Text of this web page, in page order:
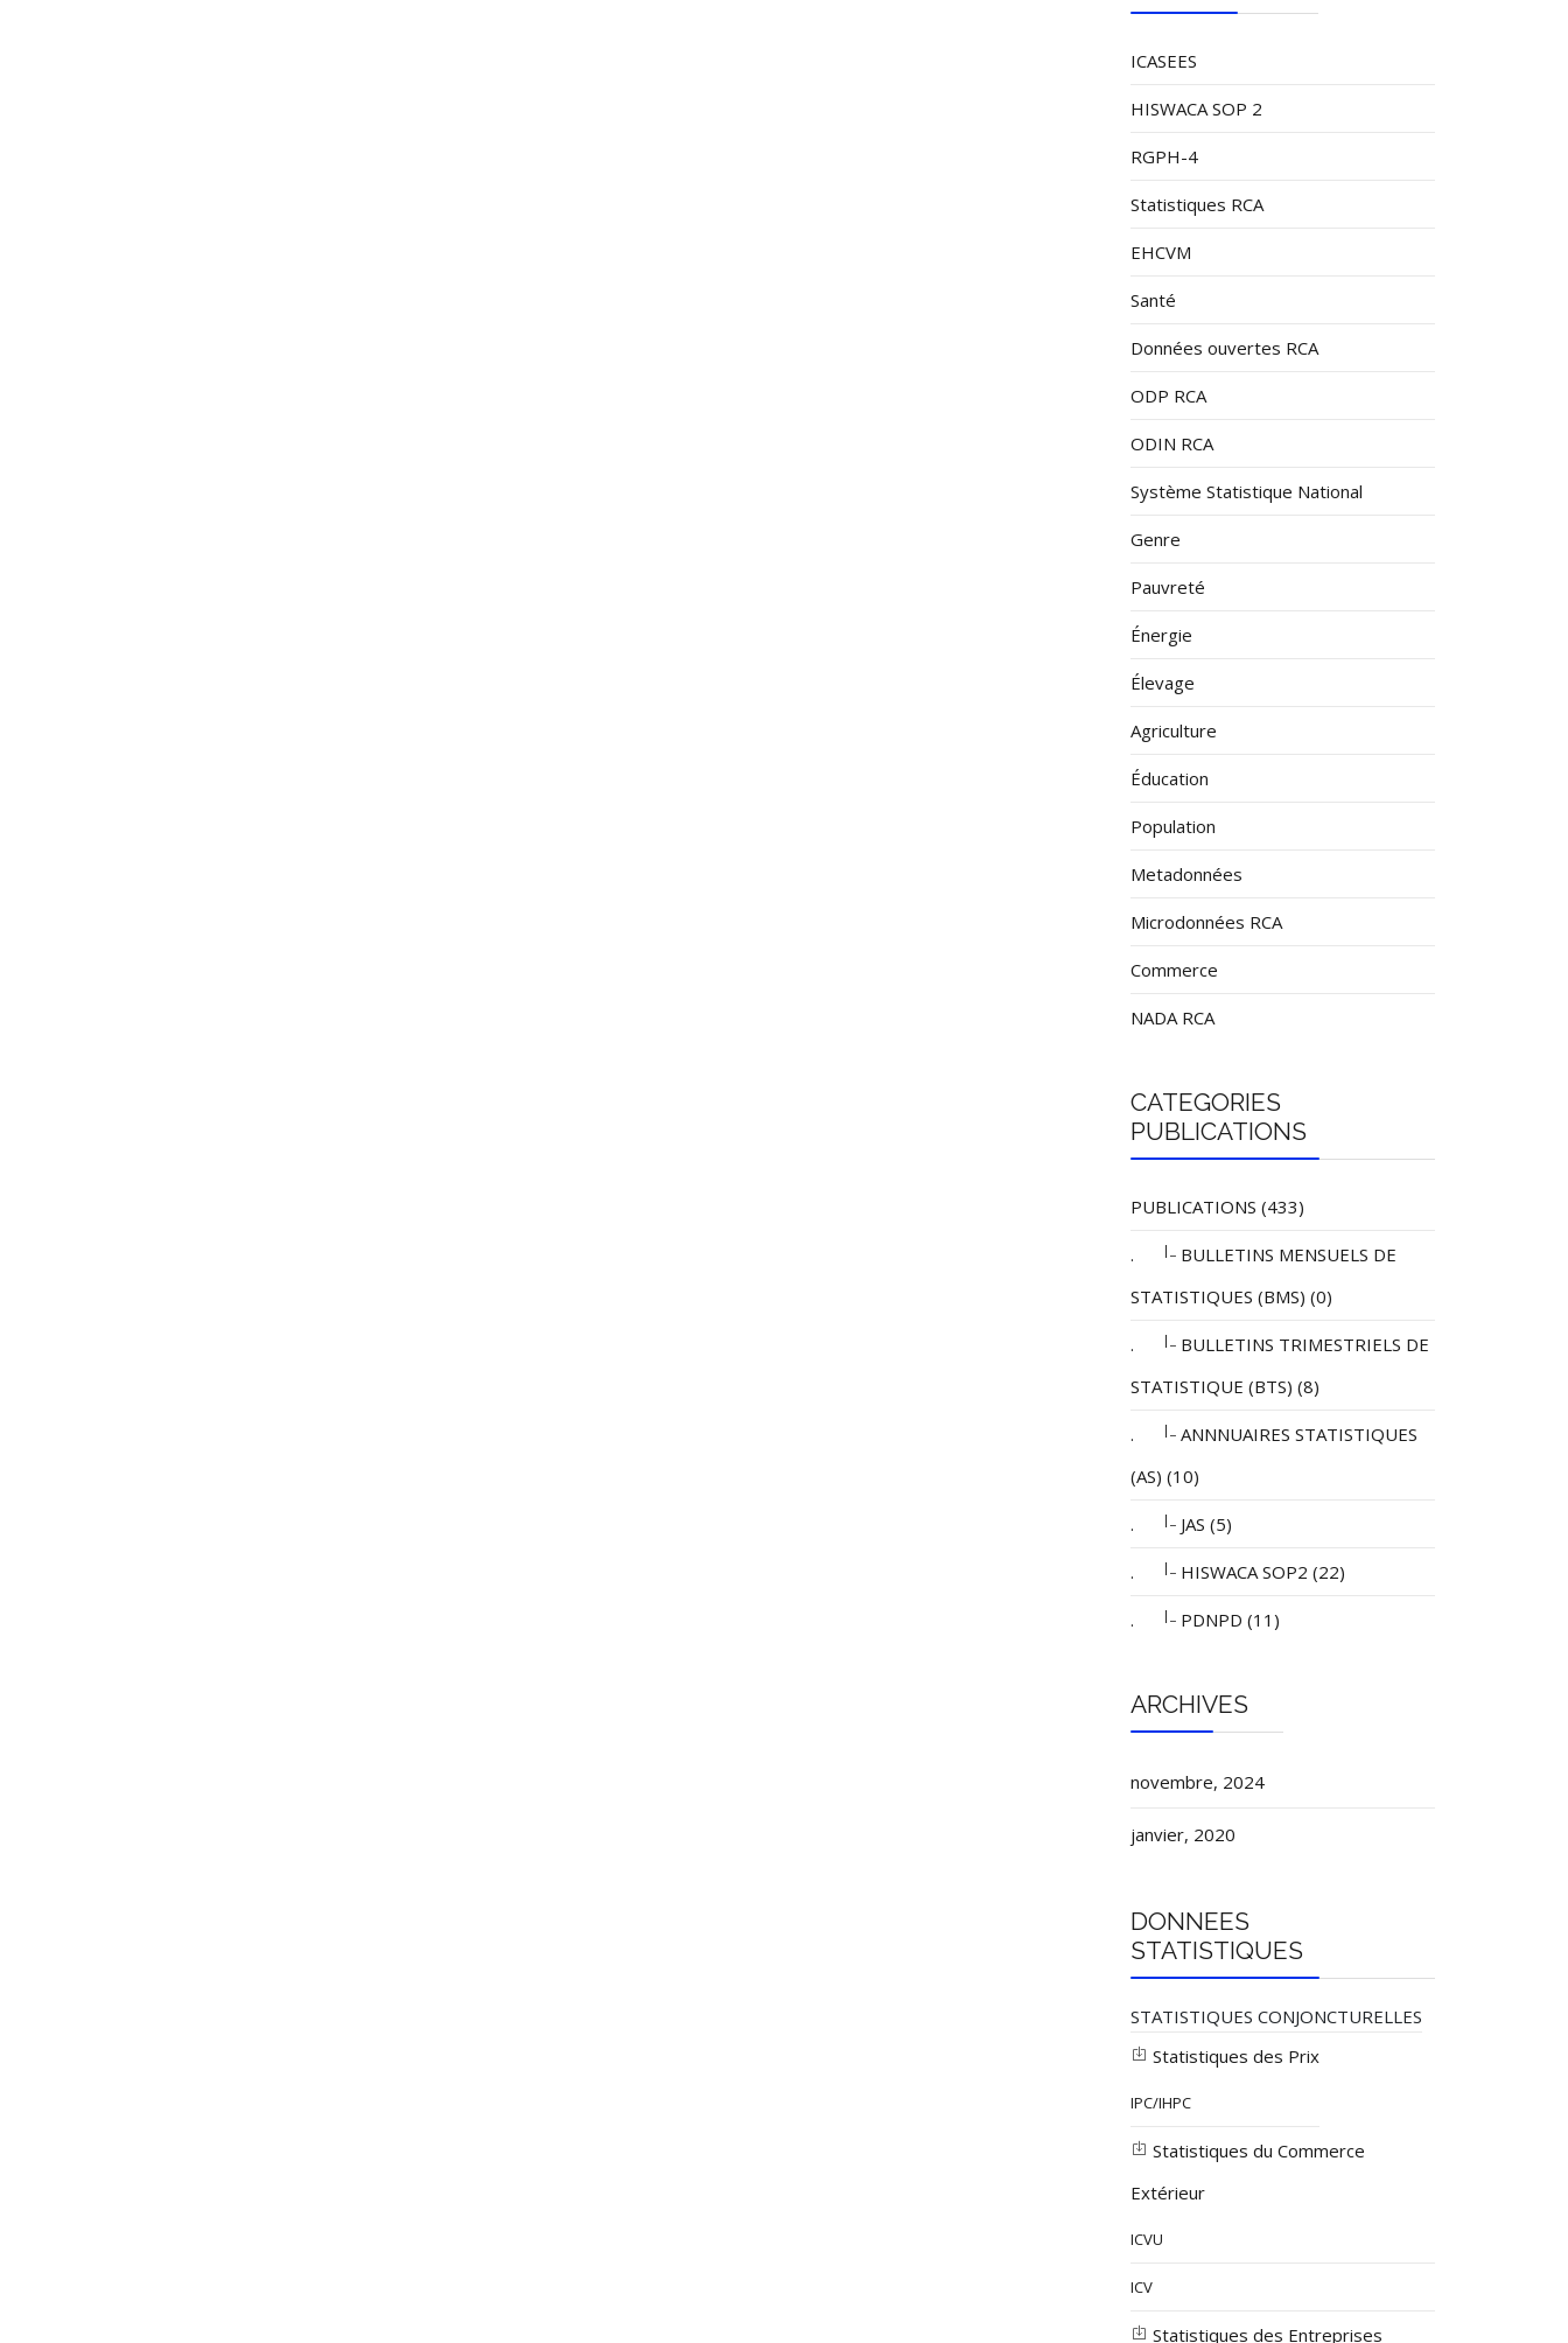
ICASEES
HISWACA SOP 2
RGPH-4
Statistiques RCA
EHCVM
Santé
Données ouvertes RCA
ODP RCA
ODIN RCA
Système Statistique National
Genre
Pauvreté
Énergie
Élevage
Agriculture
Éducation
Population
Metadonnées
Microdonnées RCA
Commerce
NADA RCA
CATEGORIES
PUBLICATIONS
PUBLICATIONS (433)
. |_
BULLETINS MENSUELS DE
STATISTIQUES (BMS) (0)
. |_
BULLETINS TRIMESTRIELS DE
STATISTIQUE (BTS) (8)
. |_
ANNNUAIRES STATISTIQUES
(AS) (10)
. |_ JAS (5)
. |_ HISWACA SOP2 (22)
. |_ PDNPD (11)
ARCHIVES
novembre, 2024
janvier, 2020
DONNEES
STATISTIQUES
STATISTIQUES CONJONCTURELLES
Statistiques des Prix
IPC/IHPC
Statistiques du Commerce
Extérieur
ICVU
ICV
Statistiques des Entreprises